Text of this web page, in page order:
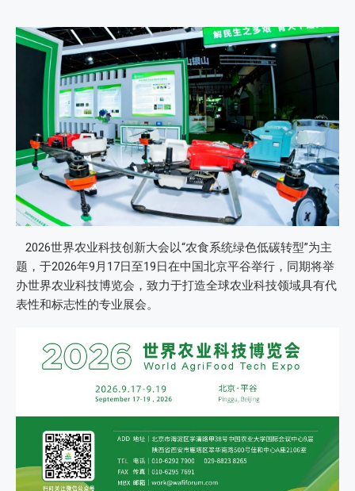
2026世界农业科技创新大会以“农食系统绿色低碳转型”为主
题，于2026年9月17日至19日在中国北京平谷举行，同期将举
办世界农业科技博览会，致力于打造全球农业科技领域具有代
表性和标志性的专业展会。